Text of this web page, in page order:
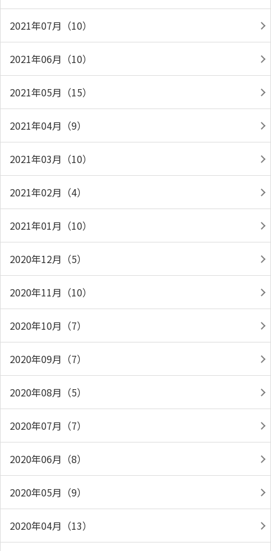
2021年07月（10）
2021年06月（10）
2021年05月（15）
2021年04月（9）
2021年03月（10）
2021年02月（4）
2021年01月（10）
2020年12月（5）
2020年11月（10）
2020年10月（7）
2020年09月（7）
2020年08月（5）
2020年07月（7）
2020年06月（8）
2020年05月（9）
2020年04月（13）